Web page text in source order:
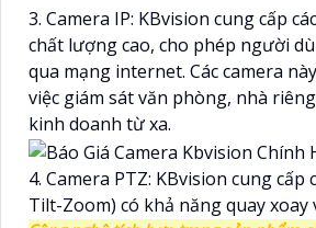
3. Camera IP: KBvision cung cấp
chất lượng cao, cho phép người
qua mạng internet. Các camera
việc giám sát văn phòng, nhà
kinh doanh từ xa.
4. Camera PTZ: KBvision cung cấp
Tilt-Zoom) có khả năng quay xoay